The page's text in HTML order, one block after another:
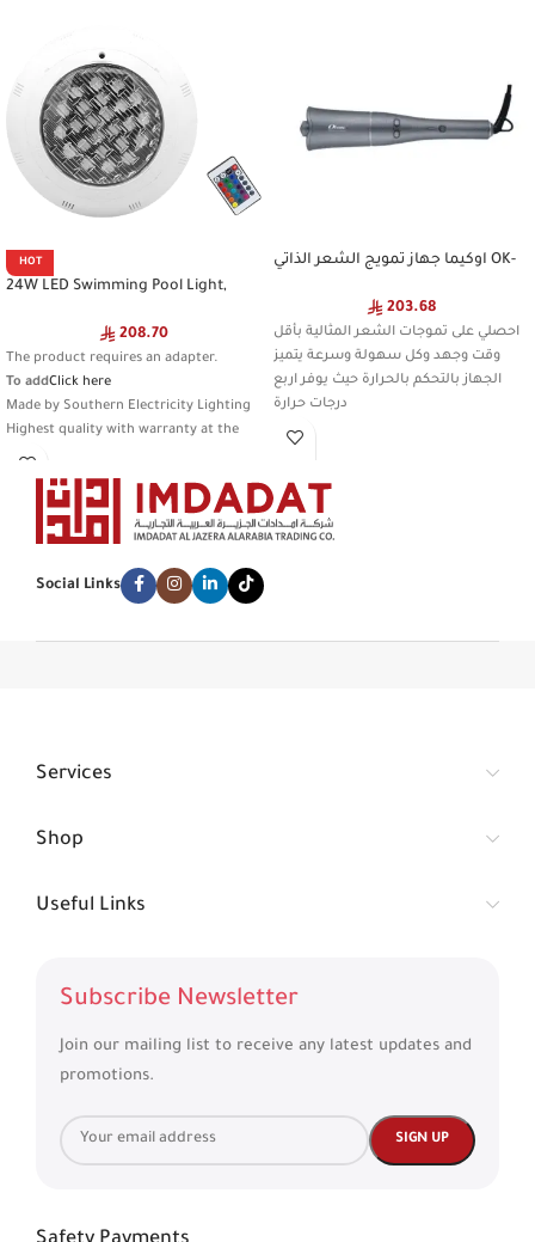
HOT
24W LED Swimming Pool Light,
Remote Control, IP68 Standard
(Requires Adding an External Power
Adapter)
208.70
The product requires an adapter.
To addClick here
Made by Southern Electricity Lighting
Highest quality with warranty at the
lowest price
Beware of imitation
9585A/24W/WH+RGB
Discounted product
اوكيما جهاز تمويج الشعر الذاتي OK-
203.68
احصلي على تموجات الشعر المثالية بأقل
وقت وجهد وكل سهولة وسرعة يتميز
الجهاز بالتحكم بالحرارة حيث يوفر اربع
درجات حرارة
Social Links
Services
Shop
Useful Links
Subscribe Newsletter
Join our mailing list to receive any latest updates and
promotions.